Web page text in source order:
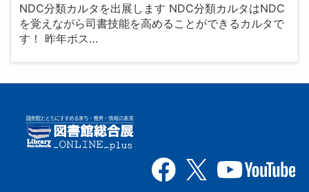
NDC分類カルタを出展します NDC分類カルタはNDC
を覚えながら司書技能を高めることができるカルタで
す！ 昨年ポス…